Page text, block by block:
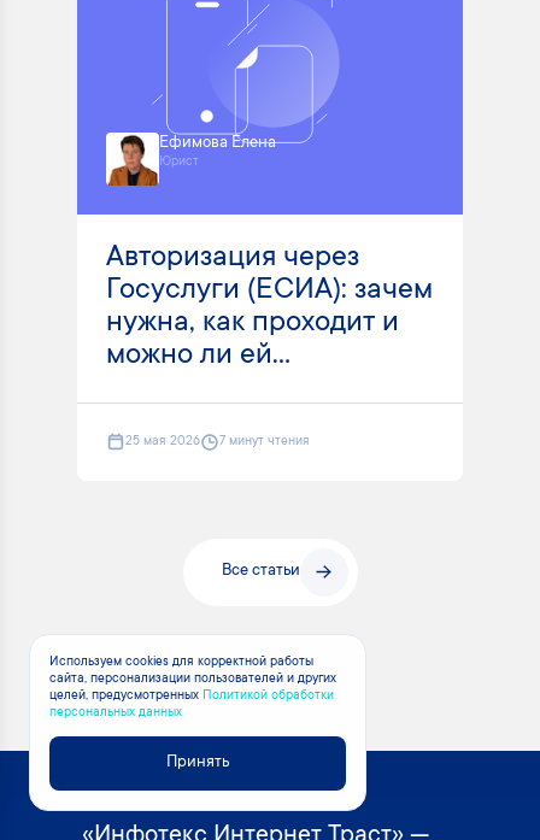
Ефимова Елена
Юрист
Авторизация через
Госуслуги (ЕСИА): зачем
нужна, как проходит и
можно ли ей...
25 мая 2026 7 минут чтения
Все статьи
Используем cookies для корректной работы
сайта, персонализации пользователей и других
целей, предусмотренных Политикой обработки
персональных данных
Принять